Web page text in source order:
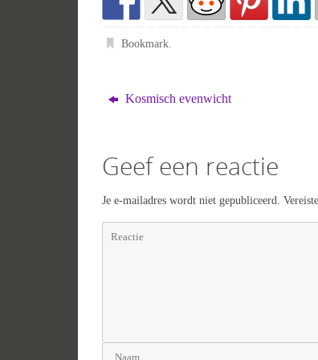
Bookmark.
Kosmisch evenwicht
Geef een reactie
Je e-mailadres wordt niet gepubliceerd.